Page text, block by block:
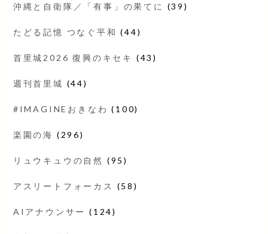
沖縄と自衛隊／「有事」の果てに (39)
たどる記憶 つなぐ平和 (44)
首里城2026 復興のキセキ (43)
週刊首里城 (44)
#IMAGINEおきなわ (100)
楽園の海 (296)
リュウキュウの自然 (95)
アスリートフォーカス (58)
AIアナウンサー (124)